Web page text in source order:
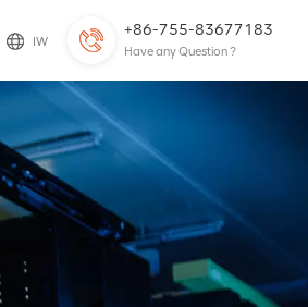
+86-755-83677183
Have any Question ?
IW